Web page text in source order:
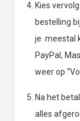
Kies
bestelling
je meestal
PayPal,
weer op
Na het
alles